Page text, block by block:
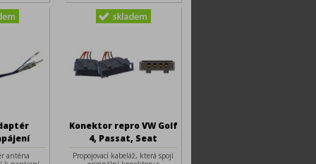
anténa
Konektor repro VW Golf
4, Passat, Seat
Propojovací kabeláž, která spojí